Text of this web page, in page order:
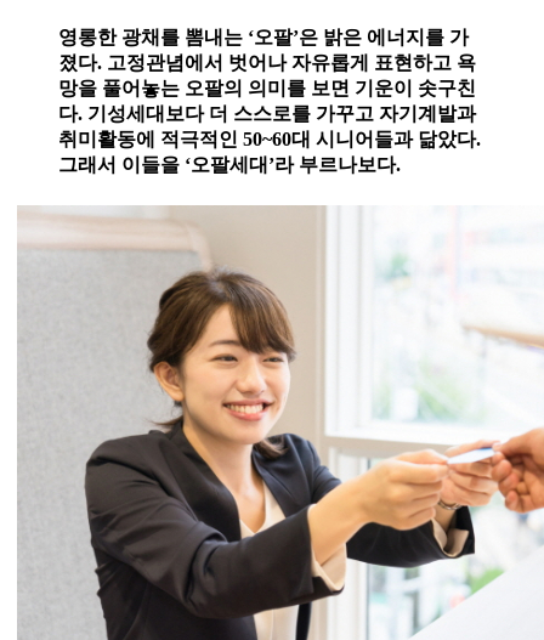
영롱한 광채를 뽐내는 ‘오팔’은 밝은 에너지를 가
졌다. 고정관념에서 벗어나 자유롭게 표현하고 욕
망을 풀어놓는 오팔의 의미를 보면 기운이 솟구친
다. 기성세대보다 더 스스로를 가꾸고 자기계발과
취미활동에 적극적인 50~60대 시니어들과 닮았다.
그래서 이들을 ‘오팔세대’라 부르나보다.